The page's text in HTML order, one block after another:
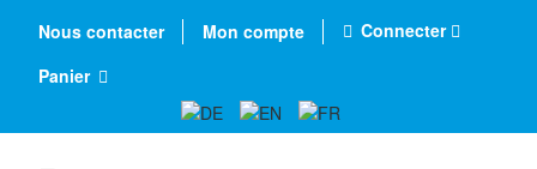
Nous contacter Mon compte
Connecter
Panier